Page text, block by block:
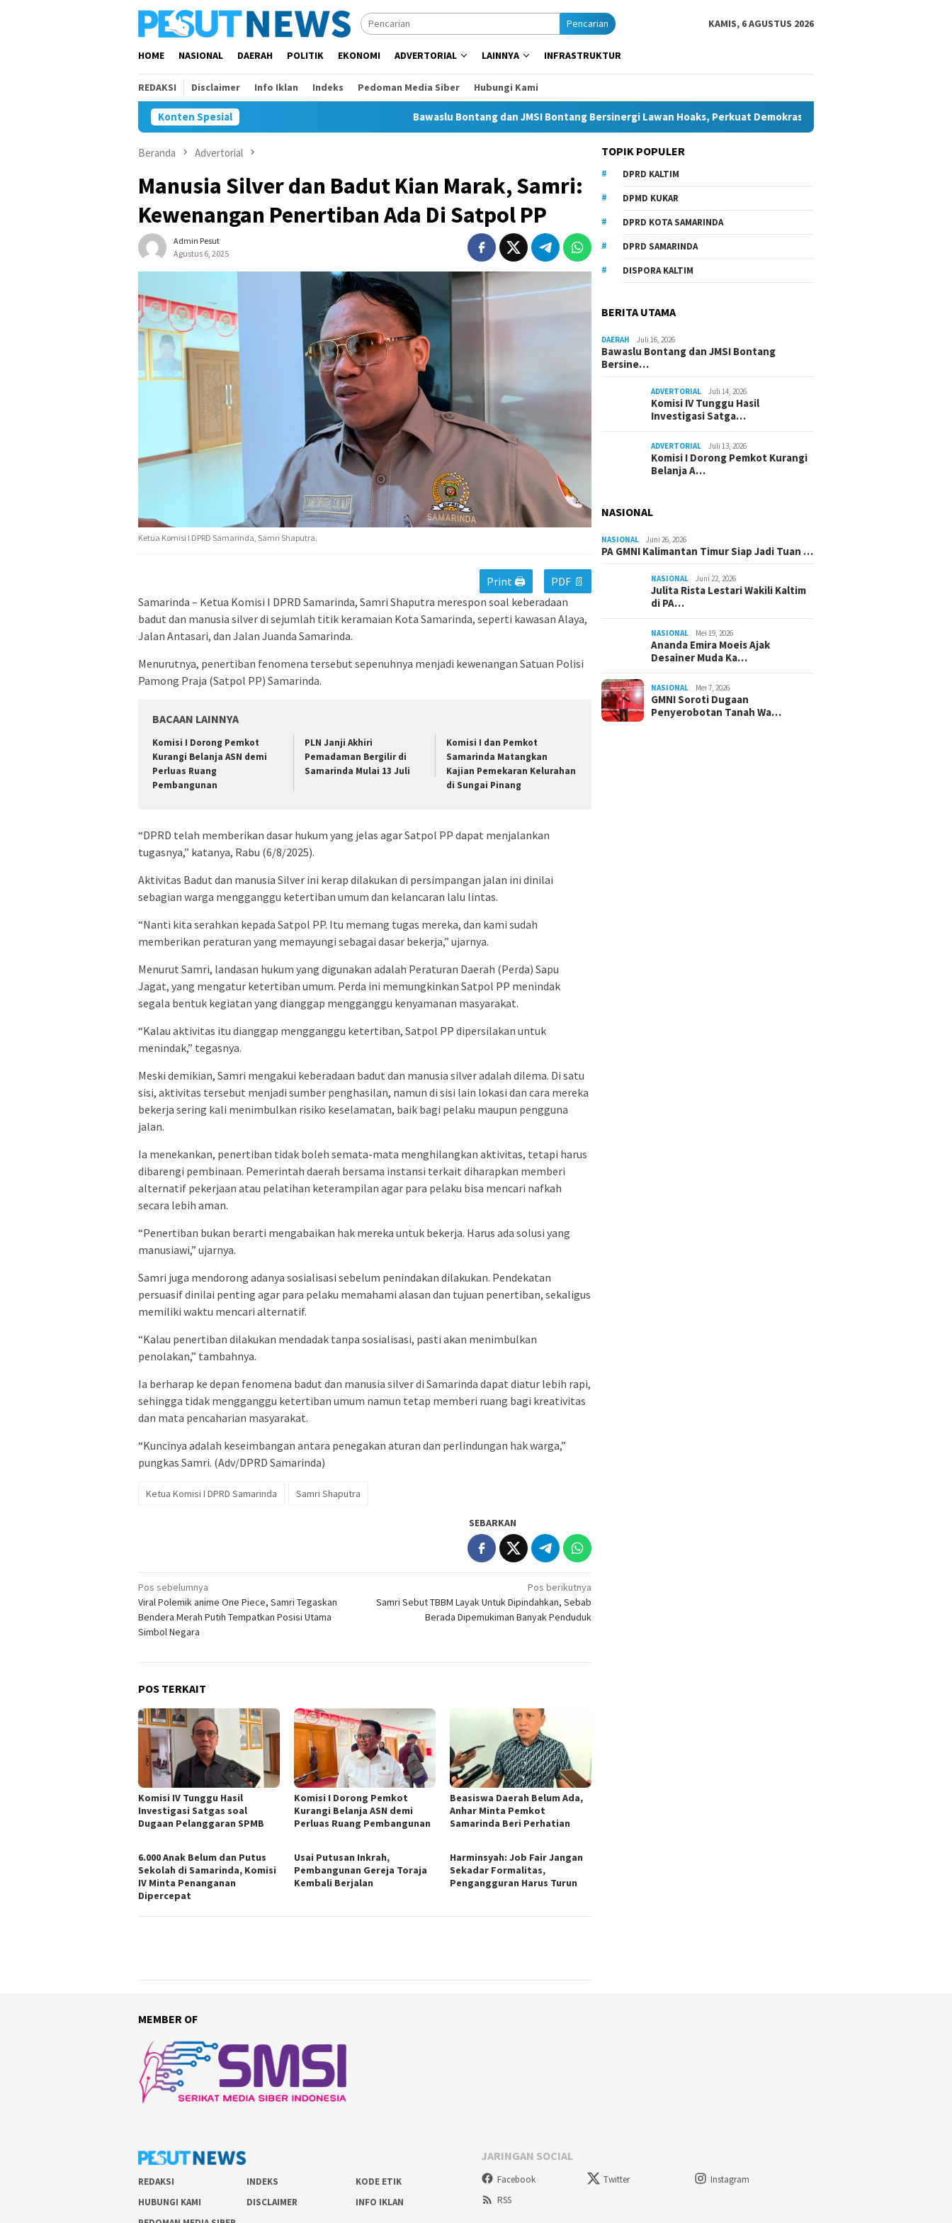
Pencarian KAMIS, 6 AGUSTUS 2026
HOME NASIONAL DAERAH POLITIK EKONOMI ADVERTORIAL LAINNYA INFRASTRUKTUR
REDAKSI Disclaimer Info Iklan Indeks Pedoman Media Siber Hubungi Kami
Konten Spesial Bawaslu Bontang dan JMSI Bontang Bersinergi Lawan Hoaks, Perkuat Demokrasi Jelang Pemilu 2029
Beranda Advertorial
Manusia Silver dan Badut Kian Marak, Samri:
Kewenangan Penertiban Ada Di Satpol PP
Admin Pesut
Agustus 6, 2025
Ketua Komisi I DPRD Samarinda, Samri Shaputra.
Print 🖨
PDF 📄
Samarinda – Ketua Komisi I DPRD Samarinda, Samri Shaputra merespon soal keberadaan
badut dan manusia silver di sejumlah titik keramaian Kota Samarinda, seperti kawasan Alaya,
Jalan Antasari, dan Jalan Juanda Samarinda.
Menurutnya, penertiban fenomena tersebut sepenuhnya menjadi kewenangan Satuan Polisi
Pamong Praja (Satpol PP) Samarinda.
BACAAN LAINNYA
Komisi I Dorong Pemkot
Kurangi Belanja ASN demi
Perluas Ruang
Pembangunan
PLN Janji Akhiri
Pemadaman Bergilir di
Samarinda Mulai 13 Juli
Komisi I dan Pemkot
Samarinda Matangkan
Kajian Pemekaran Kelurahan
di Sungai Pinang
“DPRD telah memberikan dasar hukum yang jelas agar Satpol PP dapat menjalankan
tugasnya,” katanya, Rabu (6/8/2025).
Aktivitas Badut dan manusia Silver ini kerap dilakukan di persimpangan jalan ini dinilai
sebagian warga mengganggu ketertiban umum dan kelancaran lalu lintas.
“Nanti kita serahkan kepada Satpol PP. Itu memang tugas mereka, dan kami sudah
memberikan peraturan yang memayungi sebagai dasar bekerja,” ujarnya.
Menurut Samri, landasan hukum yang digunakan adalah Peraturan Daerah (Perda) Sapu
Jagat, yang mengatur ketertiban umum. Perda ini memungkinkan Satpol PP menindak
segala bentuk kegiatan yang dianggap mengganggu kenyamanan masyarakat.
“Kalau aktivitas itu dianggap mengganggu ketertiban, Satpol PP dipersilakan untuk
menindak,” tegasnya.
Meski demikian, Samri mengakui keberadaan badut dan manusia silver adalah dilema. Di satu
sisi, aktivitas tersebut menjadi sumber penghasilan, namun di sisi lain lokasi dan cara mereka
bekerja sering kali menimbulkan risiko keselamatan, baik bagi pelaku maupun pengguna
jalan.
Ia menekankan, penertiban tidak boleh semata-mata menghilangkan aktivitas, tetapi harus
dibarengi pembinaan. Pemerintah daerah bersama instansi terkait diharapkan memberi
alternatif pekerjaan atau pelatihan keterampilan agar para pelaku bisa mencari nafkah
secara lebih aman.
“Penertiban bukan berarti mengabaikan hak mereka untuk bekerja. Harus ada solusi yang
manusiawi,” ujarnya.
Samri juga mendorong adanya sosialisasi sebelum penindakan dilakukan. Pendekatan
persuasif dinilai penting agar para pelaku memahami alasan dan tujuan penertiban, sekaligus
memiliki waktu mencari alternatif.
“Kalau penertiban dilakukan mendadak tanpa sosialisasi, pasti akan menimbulkan
penolakan,” tambahnya.
Ia berharap ke depan fenomena badut dan manusia silver di Samarinda dapat diatur lebih rapi,
sehingga tidak mengganggu ketertiban umum namun tetap memberi ruang bagi kreativitas
dan mata pencaharian masyarakat.
“Kuncinya adalah keseimbangan antara penegakan aturan dan perlindungan hak warga,”
pungkas Samri. (Adv/DPRD Samarinda)
Ketua Komisi I DPRD Samarinda Samri Shaputra
SEBARKAN
Navigasi
pos
Pos sebelumnya
Viral Polemik anime One Piece, Samri Tegaskan
Bendera Merah Putih Tempatkan Posisi Utama
Simbol Negara
Pos berikutnya
Samri Sebut TBBM Layak Untuk Dipindahkan, Sebab
Berada Dipemukiman Banyak Penduduk
POS TERKAIT
Komisi IV Tunggu Hasil
Investigasi Satgas soal
Dugaan Pelanggaran SPMB
Komisi I Dorong Pemkot
Kurangi Belanja ASN demi
Perluas Ruang Pembangunan
Beasiswa Daerah Belum Ada,
Anhar Minta Pemkot
Samarinda Beri Perhatian
6.000 Anak Belum dan Putus
Sekolah di Samarinda, Komisi
IV Minta Penanganan
Dipercepat
Usai Putusan Inkrah,
Pembangunan Gereja Toraja
Kembali Berjalan
Harminsyah: Job Fair Jangan
Sekadar Formalitas,
Pengangguran Harus Turun
TOPIK POPULER
DPRD KALTIM
DPMD KUKAR
DPRD KOTA SAMARINDA
DPRD SAMARINDA
DISPORA KALTIM
BERITA UTAMA
DAERAH Juli 16, 2026
Bawaslu Bontang dan JMSI Bontang
Bersine…
ADVERTORIAL Juli 14, 2026
Komisi IV Tunggu Hasil
Investigasi Satga…
ADVERTORIAL Juli 13, 2026
Komisi I Dorong Pemkot Kurangi
Belanja A…
NASIONAL
NASIONAL Juni 26, 2026
PA GMNI Kalimantan Timur Siap Jadi Tuan …
NASIONAL Juni 22, 2026
Julita Rista Lestari Wakili Kaltim
di PA…
NASIONAL Mei 19, 2026
Ananda Emira Moeis Ajak
Desainer Muda Ka…
NASIONAL Mei 7, 2026
GMNI Soroti Dugaan
Penyerobotan Tanah Wa…
MEMBER OF
REDAKSI INDEKS
KODE ETIK
HUBUNGI KAMI
DISCLAIMER
INFO IKLAN
JARINGAN SOCIAL
Facebook Twitter
Instagram
RSS